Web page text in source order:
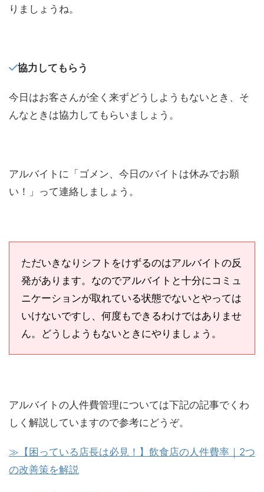
りましょうね。
協力してもらう
今日はお客さんが全く来ずどうしようもないとき、そ
んなときは協力してもらいましょう。
アルバイトに「ゴメン、今日のバイトは休みでお願
い！」って連絡しましょう。
ただいきなりシフトをけずるのはアルバイトの反
発があります。なのでアルバイトと十分にコミュ
ニケーションが取れている状態でないとやっては
いけないですし、何度もできるわけではありませ
ん。どうしようもないときにやりましょう。
アルバイトの人件費管理については下記の記事でくわ
しく解説していますので参考にどうぞ。
≫【困っている店長は必見！】飲食店の人件費率｜2つ
の改善策を解説